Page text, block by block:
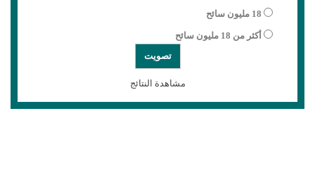
18 مليون سائح
أكثر من 18 مليون سائح
مشاهدة النتائج